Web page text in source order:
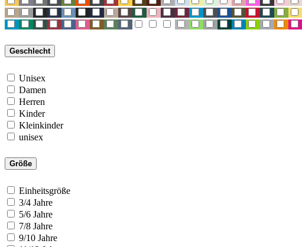
Geschlecht
Unisex
Damen
Herren
Kinder
Kleinkinder
unisex
Größe
Einheitsgröße
3/4 Jahre
5/6 Jahre
7/8 Jahre
9/10 Jahre